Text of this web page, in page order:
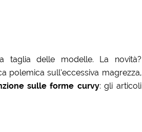
delle modelle. La novità?
polemica sull’eccessiva magrezza,
sulle forme curvy: gli articoli